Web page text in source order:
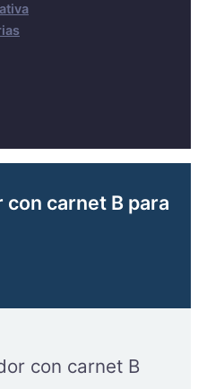
carnet B para
con carnet B